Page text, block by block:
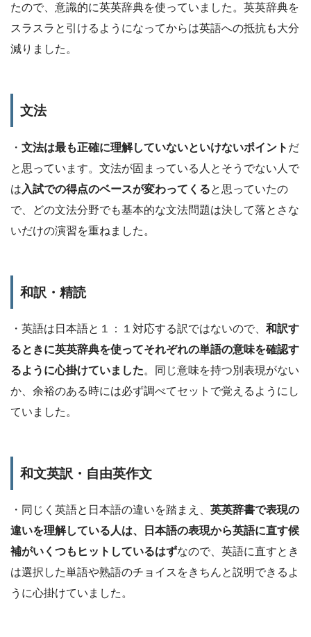
たので、意識的に英英辞典を使っていました。英英辞典を
スラスラと引けるようになってからは英語への抵抗も大分
減りました。
文法
・ 文法は最も正確に理解していないといけないポイント だ
と思っています。文法が固まっている人とそうでない人で
は 入試での得点のベースが変わってくる と思っていたの
で、どの文法分野でも基本的な文法問題は決して落とさな
いだけの演習を重ねました。
和訳・精読
・英語は日本語と１：１対応する訳ではないので、 和訳す
るときに英英辞典を使ってそれぞれの単語の意味を確認す
るように心掛けていました。同じ意味を持つ別表現がない
か、余裕のある時には必ず調べてセットで覚えるようにし
ていました。
和文英訳・自由英作文
・同じく英語と日本語の違いを踏まえ、 英英辞書で表現の
違いを理解している人は、日本語の表現から英語に直す候
補がいくつもヒットしているはずなので、英語に直すとき
は選択した単語や熟語のチョイスをきちんと説明できるよ
うに心掛けていました。